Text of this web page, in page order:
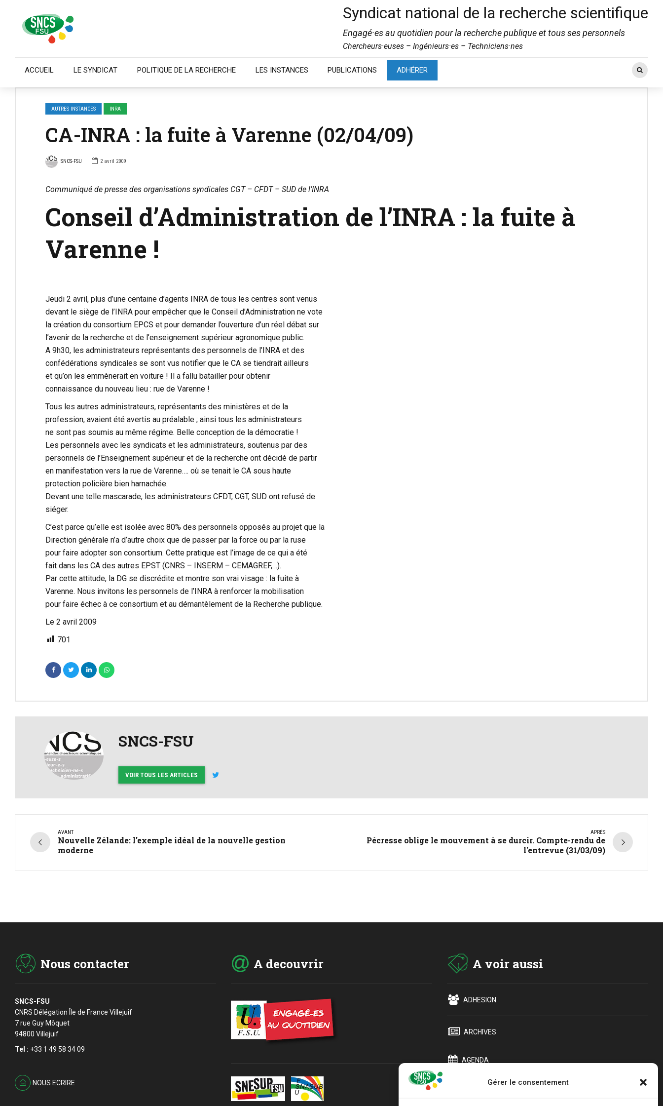
Gérer le consentement
Syndicat national de la recherche scientifique
Engagé·es au quotidien pour la recherche publique et tous ses personnels
Chercheurs·euses – Ingénieurs·es – Techniciens·nes
ACCUEIL LE SYNDICAT POLITIQUE DE LA RECHERCHE LES INSTANCES PUBLICATIONS ADHÉRER
AUTRES INSTANCES INRA
CA-INRA : la fuite à Varenne (02/04/09)
SNCS-FSU 2 avril 2009
Communiqué de presse des organisations syndicales CGT – CFDT – SUD de l’INRA
Conseil d’Administration de l’INRA : la fuite à
Varenne !
Jeudi 2 avril, plus d’une centaine d’agents INRA de tous les centres sont venus
devant le siège de l’INRA pour empêcher que le Conseil d’Administration ne vote
la création du consortium EPCS et pour demander l’ouverture d’un réel débat sur
l’avenir de la recherche et de l’enseignement supérieur agronomique public.
A 9h30, les administrateurs représentants des personnels de l’INRA et des
confédérations syndicales se sont vus notifier que le CA se tiendrait ailleurs
et qu’on les emmènerait en voiture ! Il a fallu batailler pour obtenir
connaissance du nouveau lieu : rue de Varenne !
Tous les autres administrateurs, représentants des ministères et de la
profession, avaient été avertis au préalable ; ainsi tous les administrateurs
ne sont pas soumis au même régime. Belle conception de la démocratie !
Les personnels avec les syndicats et les administrateurs, soutenus par des
personnels de l’Enseignement supérieur et de la recherche ont décidé de partir
en manifestation vers la rue de Varenne…. où se tenait le CA sous haute
protection policière bien harnachée.
Devant une telle mascarade, les administrateurs CFDT, CGT, SUD ont refusé de
siéger.
C’est parce qu’elle est isolée avec 80% des personnels opposés au projet que la
Direction générale n’a d’autre choix que de passer par la force ou par la ruse
pour faire adopter son consortium. Cette pratique est l’image de ce qui a été
fait dans les CA des autres EPST (CNRS – INSERM – CEMAGREF,…).
Par cette attitude, la DG se discrédite et montre son vrai visage : la fuite à
Varenne. Nous invitons les personnels de l’INRA à renforcer la mobilisation
pour faire échec à ce consortium et au démantèlement de la Recherche publique.
Le 2 avril 2009
701
SNCS-FSU
VOIR TOUS LES ARTICLES
AVANT
Nouvelle Zélande: l'exemple idéal de la nouvelle gestion
moderne
APRÈS
Pécresse oblige le mouvement à se durcir. Compte-rendu de
l'entrevue (31/03/09)
Nous contacter
SNCS-FSU
CNRS Délégation Île de France Villejuif
7 rue Guy Môquet
94800 Villejuif
Tel : +33 1 49 58 34 09
NOUS ECRIRE
A decouvrir A voir aussi
ADHESION
ARCHIVES
AGENDA